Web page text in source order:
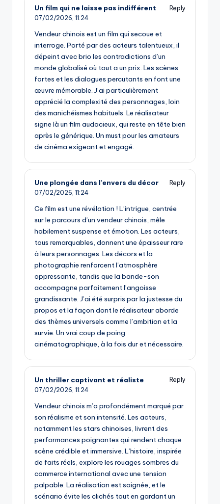
Un film qui ne laisse pas indifférent
Reply
07/02/2026, 11:24
Vendeur chinois est un film qui secoue et
interroge. Porté par des acteurs talentueux, il
dépeint avec brio les contradictions d’un
monde globalisé où tout a un prix. Les scènes
fortes et les dialogues percutants en font une
œuvre mémorable. J’ai particulièrement
apprécié la complexité des personnages, loin
des manichéismes habituels. Le réalisateur
signe là un film audacieux, qui reste en tête bien
après le générique. Un must pour les amateurs
de cinéma exigeant et engagé.
Une plongée dans l’envers du décor
Reply
07/02/2026, 11:24
Ce film est une révélation ! L’intrigue, centrée
sur le parcours d’un vendeur chinois, mêle
habilement suspense et émotion. Les acteurs,
tous remarquables, donnent une épaisseur rare
à leurs personnages. Les décors et la
photographie renforcent l’atmosphère
oppressante, tandis que la bande-son
accompagne parfaitement l’angoisse
grandissante. J’ai été surpris par la justesse du
propos et la façon dont le réalisateur aborde
des thèmes universels comme l’ambition et la
survie. Un vrai coup de poing
cinématographique, à la fois dur et nécessaire.
Un thriller captivant et réaliste
Reply
07/02/2026, 11:24
Vendeur chinois m’a profondément marqué par
son réalisme et son intensité. Les acteurs,
notamment les stars chinoises, livrent des
performances poignantes qui rendent chaque
scène crédible et immersive. L’histoire, inspirée
de faits réels, explore les rouages sombres du
commerce international avec une tension
palpable. La réalisation est soignée, et le
scénario évite les clichés tout en gardant un